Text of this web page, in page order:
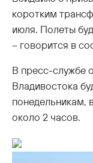
коротким
июля. Полеты
– говорится в
В пресс-службе
Владивостока
понедельникам,
около 2 часов.